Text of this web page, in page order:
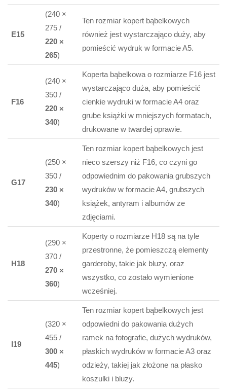
E15
(240 ×
275 /
220 ×
265)
Ten rozmiar kopert bąbelkowych
również jest wystarczająco duży, aby
pomieścić wydruk w formacie A5.
F16
(240 ×
350 /
220 ×
340)
Koperta bąbelkowa o rozmiarze F16 jest
wystarczająco duża, aby pomieścić
cienkie wydruki w formacie A4 oraz
grube książki w mniejszych formatach,
drukowane w twardej oprawie.
G17
(250 ×
350 /
230 ×
340)
Ten rozmiar kopert bąbelkowych jest
nieco szerszy niż F16, co czyni go
odpowiednim do pakowania grubszych
wydruków w formacie A4, grubszych
książek, antyram i albumów ze
zdjęciami.
H18
(290 ×
370 /
270 ×
360)
Koperty o rozmiarze H18 są na tyle
przestronne, że pomieszczą elementy
garderoby, takie jak bluzy, oraz
wszystko, co zostało wymienione
wcześniej.
I19
(320 ×
455 /
300 ×
445)
Ten rozmiar kopert bąbelkowych jest
odpowiedni do pakowania dużych
ramek na fotografie, dużych wydruków,
płaskich wydruków w formacie A3 oraz
odzieży, takiej jak złożone na płasko
koszulki i bluzy.